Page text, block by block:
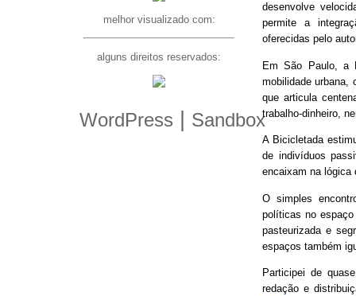
desenvolve
permite a
oferecidas pelo
Em São Paulo, a
mobilidade urbana,
que articula
trabalho-dinheiro,
A Bicicletada
de indivíduos
encaixam na lógica
O simples
políticas no
pasteurizada e
espaços também
Participei de
redação e
melhor visualizado com:
alguns direitos reservados:
WordPress Sandbox